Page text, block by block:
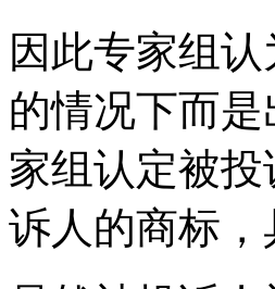
因此专家组
的情况下而
家组认定被
诉人的商标，